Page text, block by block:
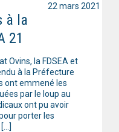
à la
21
Ovins, la FDSEA et
à la Préfecture
ont emmené les
par le loup au
ont pu avoir
porter les
22 mars 2021